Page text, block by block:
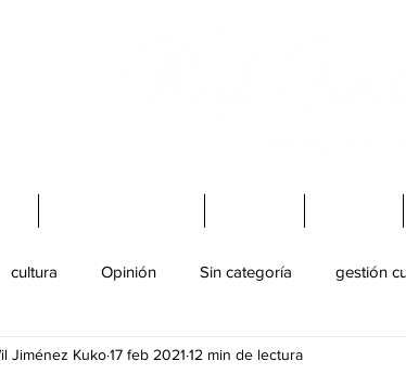
cultura Opinión Sin categoría gestión
Patrimonio Cultural juventud
Jiménez Kuko17 feb 2021 12 min de lectura